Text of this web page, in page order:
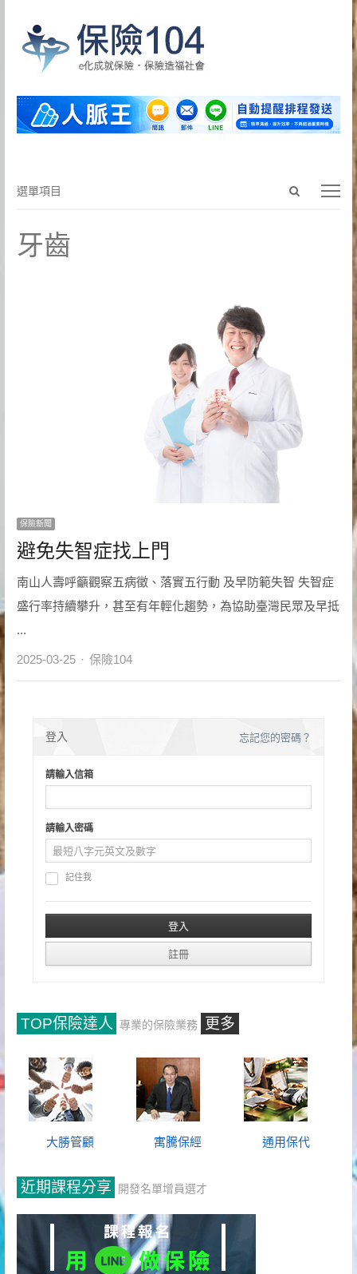
Open
search
選
目
選單項目
牙齒
保險新聞
避免失智症找上門
南山人壽呼籲觀察五病徵、落實五行動 及早防範失智 失智症
盛行率持續攀升，甚至有年輕化趨勢，為協助臺灣民眾及早抵
...
2025-03-25 Author
保險104
登入 忘記您的密碼？
請輸入信箱
請輸入密碼
記住我
TOP保險達人 專業的保險業務 更多
大勝管顧 寓騰保經 通用保代
近期課程分享 開發名單增員選才